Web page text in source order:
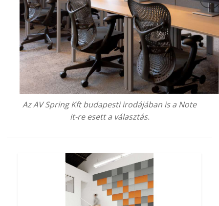
AzAV Spring Kftbudapesti irodájában is a Note
it-re esett a választás.